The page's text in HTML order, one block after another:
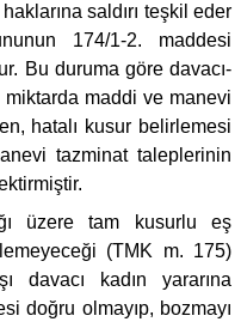
saldırı teşkil eder
174/1-2. maddesi
Bu duruma göre davacı-
miktarda maddi ve manevi
hatalı kusur belirlemesi
tazminat taleplerinin
üzere tam kusurlu eş
(TMK m. 175)
davacı kadın yararına
doğru olmayıp, bozmayı